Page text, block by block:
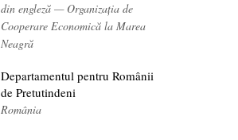
din engleză — Organizația de
Cooperare Economică la Marea
Neagră
Departamentul pentru Românii
de Pretutindeni
România